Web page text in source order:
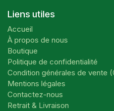
Liens utiles
Accueil
À propos de nous
Boutique
Politique de confidentialité
Condition générales de vente
Mentions légales
Contactez-nous
Retrait & Livraison